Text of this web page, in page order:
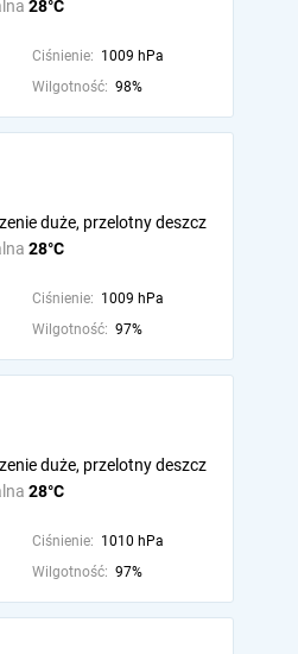
28°C
Ciśnienie: 1009 hPa
Wilgotność: 98%
28°C
duże, przelotny deszcz
Ciśnienie: 1009 hPa
Wilgotność: 97%
28°C
duże, przelotny deszcz
Ciśnienie: 1010 hPa
Wilgotność: 97%